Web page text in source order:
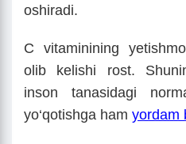
oshiradi.
C vitaminining
olib kelishi rost.
inson tanasidagi
yo‘qotishga ham yordam